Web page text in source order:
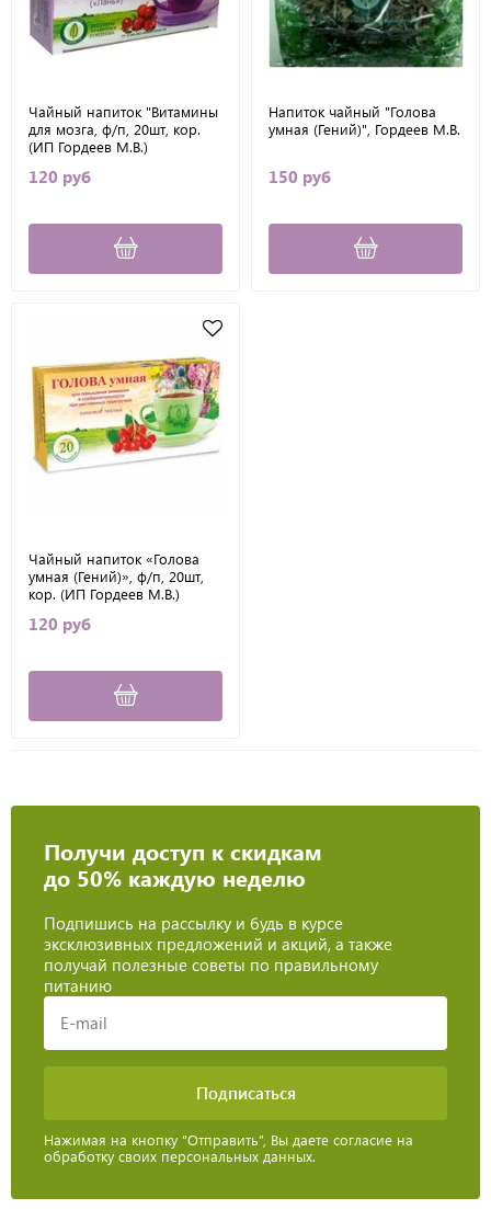
Чайный напиток "Витамины
для мозга, ф/п, 20шт, кор.
(ИП Гордеев М.В.)
120 руб
Напиток чайный "Голова
умная (Гений)", Гордеев М.В.
150 руб
Чайный напиток «Голова
умная (Гений)», ф/п, 20шт,
кор. (ИП Гордеев М.В.)
120 руб
Получи доступ к скидкам
до 50% каждую неделю
Подпишись на рассылку и будь в курсе
эксклюзивных предложений и акций, а также
получай полезные советы по правильному
питанию
Нажимая на кнопку “Отправить”, Вы даете согласие на
обработку своих персональных данных.